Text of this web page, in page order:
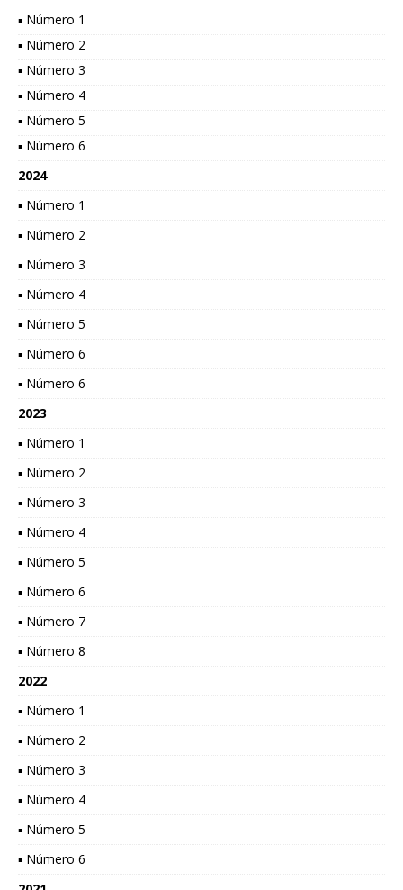
▪ Número 1
▪ Número 2
▪ Número 3
▪ Número 4
▪ Número 5
▪ Número 6
2024
▪ Número 1
▪ Número 2
▪ Número 3
▪ Número 4
▪ Número 5
▪ Número 6
▪ Número 6
2023
▪ Número 1
▪ Número 2
▪ Número 3
▪ Número 4
▪ Número 5
▪ Número 6
▪ Número 7
▪ Número 8
2022
▪ Número 1
▪ Número 2
▪ Número 3
▪ Número 4
▪ Número 5
▪ Número 6